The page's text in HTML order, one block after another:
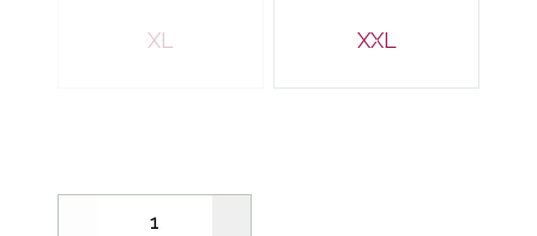
XL XXL